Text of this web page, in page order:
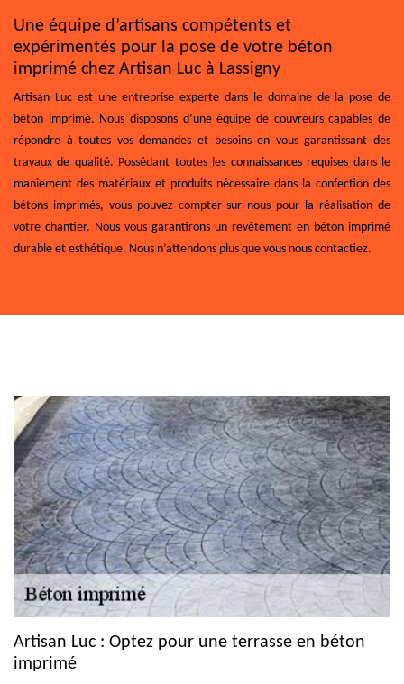
Une équipe d’artisans compétents et
expérimentés pour la pose de votre béton
imprimé chez Artisan Luc à Lassigny
Artisan Luc est une entreprise experte dans le domaine de la pose de
béton imprimé. Nous disposons d’une équipe de couvreurs capables de
répondre à toutes vos demandes et besoins en vous garantissant des
travaux de qualité. Possédant toutes les connaissances requises dans le
maniement des matériaux et produits nécessaire dans la confection des
bétons imprimés, vous pouvez compter sur nous pour la réalisation de
votre chantier. Nous vous garantirons un revêtement en béton imprimé
durable et esthétique. Nous n’attendons plus que vous nous contactiez.
Artisan Luc : Optez pour une terrasse en béton
imprimé